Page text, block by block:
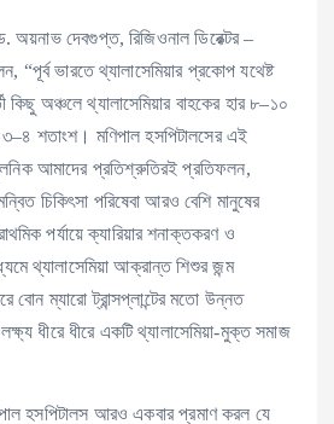
অয়নাভ দেবগুপ্ত, রিজিওনাল ডিরেক্টর –
“পূর্ব ভারতে থ্যালাসেমিয়ার প্রকোপ যথেষ্ট
কিছু অঞ্চলে থ্যালাসেমিয়ার বাহকের হার ৮–১০
শতাংশ। মণিপাল হসপিটালসের এই
আমাদের প্রতিশ্রুতিরই প্রতিফলন,
চিকিৎসা পরিষেবা আরও বেশি মানুষের
পর্যায়ে ক্যারিয়ার শনাক্তকরণ ও
থ্যালাসেমিয়া আক্রান্ত শিশুর জন্ম
বোন ম্যারো ট্রান্সপ্লান্টের মতো উন্নত
ধীরে ধীরে একটি থ্যালাসেমিয়া-মুক্ত সমাজ
হসপিটালস আরও একবার প্রমাণ করল যে